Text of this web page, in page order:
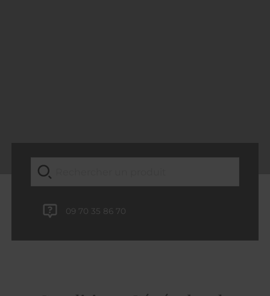
09 70 35 86 70